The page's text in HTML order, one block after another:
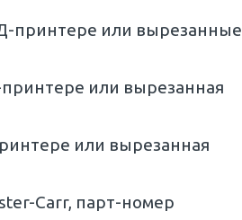
принтере или вырезанные
или вырезанная
или вырезанная
Carr, парт-номер